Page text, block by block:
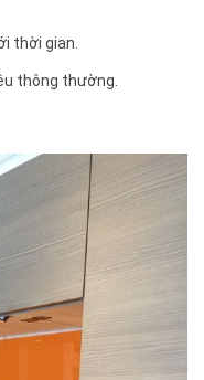
thời gian.
thông thường.